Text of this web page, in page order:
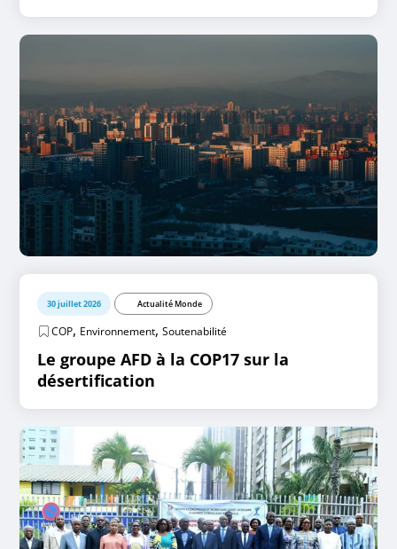
30 juillet 2026 Actualité Monde
COP, Environnement,Soutenabilité
Le groupe AFD à la COP17 sur la
désertification